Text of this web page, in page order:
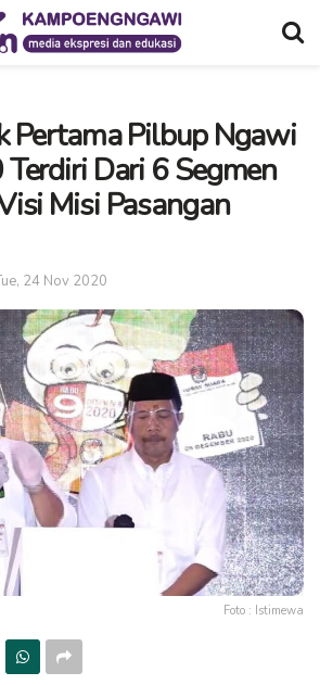
Pertama Pilbup Ngawi
Dari 6 Segmen
Misi Pasangan
24 Nov 2020
Foto : Istimewa